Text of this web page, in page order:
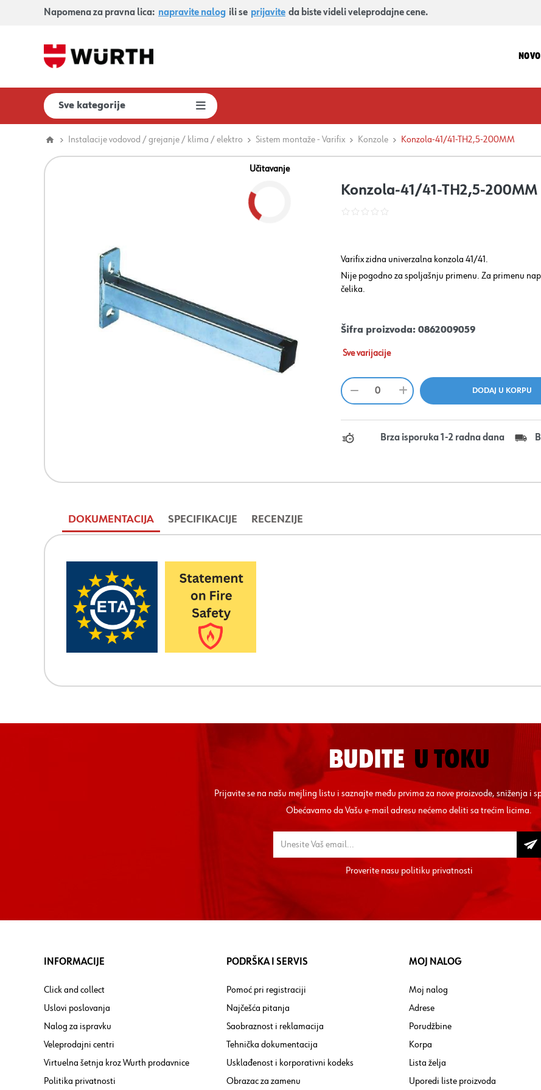
Napomena za pravna lica: napravite nalog ili se prijavite da biste videli veleprodajne cene.
NOVO
Sve kategorije
Instalacije vodovod / grejanje / klima / elektro Sistem montaže - Varifix Konzole Konzola-41/41-TH2,5-200MM
Učitavanje
Konzola-41/41-TH2,5-200MM
Varifix zidna univerzalna konzola 41/41.
Nije pogodno za spoljašnju primenu. Za primenu
čelika.
Šifra proizvoda: 0862009059
Sve varijacije
Brza isporuka 1-2 radna dana
DOKUMENTACIJA SPECIFIKACIJE RECENZIJE
BUDITE U TOKU
Prijavite se na našu mejling listu i saznajte među prvima za nove proizvode, sniženja i
Obećavamo da Vašu e-mail adresu nećemo deliti sa trećim licima.
Proverite nasupolitiku privatnosti
INFORMACIJE
Click and collect
Uslovi poslovanja
Nalog za ispravku
Veleprodajni centri
Virtuelna šetnja kroz Wurth prodavnice
Politika privatnosti
PODRŠKA I SERVIS
Pomoć pri registraciji
Najčešća pitanja
Saobraznost i reklamacija
Tehnička dokumentacija
Usklađenost i korporativni kodeks
Obrazac za zamenu
MOJ NALOG
Moj nalog
Adrese
Porudžbine
Korpa
Lista želja
Uporedi liste proizvoda